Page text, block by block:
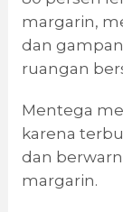
margarin,
dan
ruangan
Mentega
karena
dan
margarin.